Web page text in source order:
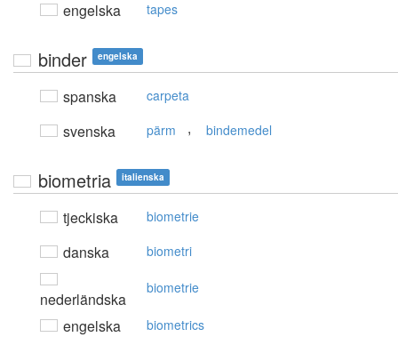
engelska tapes
binder engelska
spanska carpeta
svenska pärm , bindemedel
biometria italienska
tjeckiska biometrie
danska biometri
nederländska
biometrie
engelska biometrics